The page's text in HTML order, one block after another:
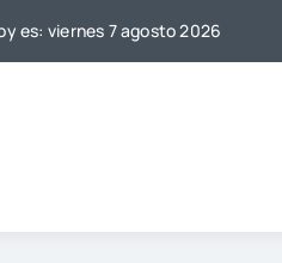
es: viernes 7 agosto 2026